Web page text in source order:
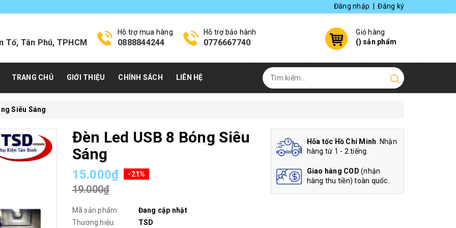
Đăng nhập Đăng ký
Tố, Tân Phú, TPHCM
Hỗ trợ mua hàng
0888844244
Hỗ trợ bảo hành
0776667740
Giỏ hàng
() sản phẩm
TRANG CHỦ GIỚI THIỆU CHÍNH SÁCH LIÊN HỆ
Siêu Sáng
Đèn Led USB 8 Bóng Siêu
Sáng
15.000₫ -21%
19.000₫
Mã sản phẩm:
Đang cập nhật
Thương hiệu:
TSD
Hỏa tốc Hồ Chí Minh. Nhận
hàng từ 1 - 2 tiếng.
Giao hàng COD (nhận
hàng thu tiền) toàn quốc.